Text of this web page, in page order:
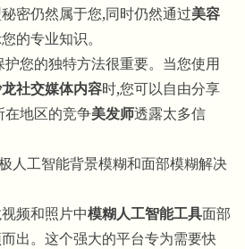
密仍然属于您,同时仍然通过美容
的专业知识。
您的独特方法很重要。当您使用
社交媒体内容时,您可以自由分享
在地区的竞争美发师透露太多信
人工智能背景模糊和面部模糊解决
频和照片中模糊人工智能工具面部
出。这个强大的平台专为需要快